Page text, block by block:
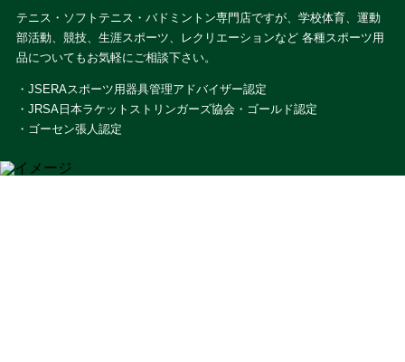
テニス・ソフトテニス・バドミントン専門店ですが、学校体育、運動
部活動、競技、生涯スポーツ、レクリエーションなど 各種スポーツ用
品についてもお気軽にご相談下さい。
・JSERAスポーツ用器具管理アドバイザー認定
・JRSA日本ラケットストリンガーズ協会・ゴールド認定
・ゴーセン張人認定